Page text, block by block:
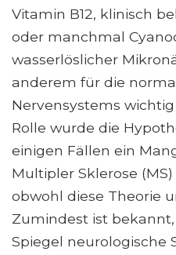
Vitamin B12, klinisch
oder manchmal
wasserlöslicher
anderem für die
Nervensystems
Rolle wurde die
einigen Fällen ein
Multipler Sklerose
obwohl diese Theorie
Zumindest ist bekannt,
Spiegel neurologische